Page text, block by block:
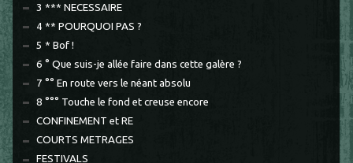
3 *** NECESSAIRE
4 ** POURQUOI PAS ?
5 * Bof !
6 ° Que suis-je allée faire dans cette galère ?
7 °° En route vers le néant absolu
8 °°° Touche le fond et creuse encore
CONFINEMENT et RE
COURTS METRAGES
FESTIVALS